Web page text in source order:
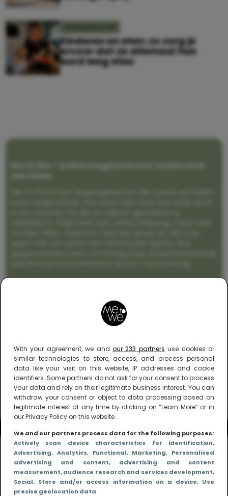
With your agreement, we and our 233 partners use cookies or
similar technologies to store, access, and process personal
data like your visit on this website, IP addresses and cookie
identifiers. Some partners do not ask for your consent to process
your data and rely on their legitimate business interest. You can
withdraw your consent or object to data processing based on
legitimate interest at any time by clicking on “Learn More” or in
our Privacy Policy on this website.
We and our partners process data for the following purposes:
Actively scan device characteristics for identification,
Advertising, Analytics, Functional, Marketing, Personalised
advertising and content, advertising and content
measurement, audience research and services development,
Social, Store and/or access information on a device, Use
precise geolocation data
Kinderen en eten: zo zorg je
ervoor dat ze allemaal hun
bord leeg eten
Me to We – online magazine voor ouders met